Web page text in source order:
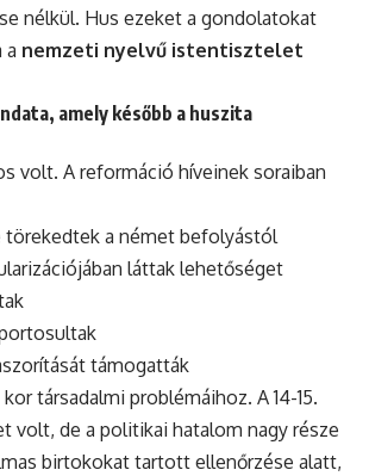
nélkül. Hus ezeket a gondolatokat
a nemzeti nyelvű istentisztelet
amely később a huszita
volt. A reformáció híveinek soraiban
törekedtek a német befolyástól
láttak lehetőséget
támogatták
társadalmi problémáihoz. A 14-15.
volt, de a politikai hatalom nagy része
birtokokat tartott ellenőrzése alatt,